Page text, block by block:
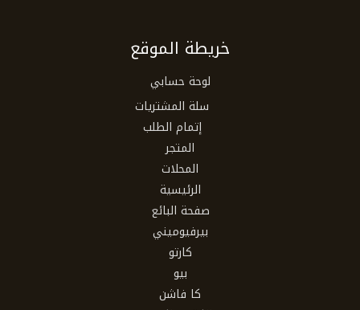
خريطة الموقع
لوحة حسابي
سلة المشتريات
إتمام الطلب
المتجر
المحلات
الرئيسية
صفحة البائع
بيرفيوميني
كارتو
بيو
كا فاشن